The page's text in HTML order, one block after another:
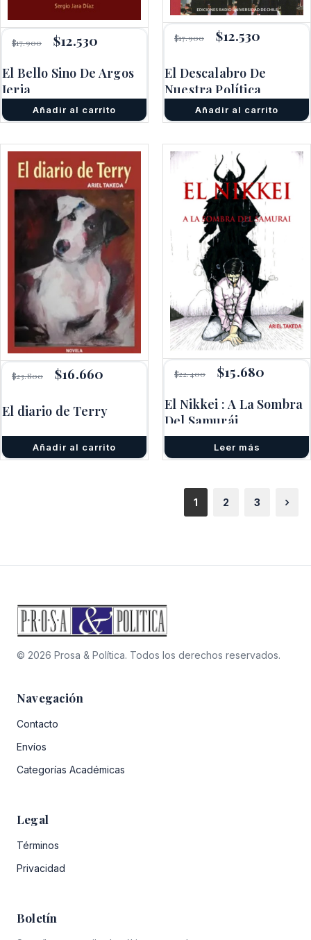
$17.900
El
precio
era:
$12.530
es:
El Bello Sino De Argos
Jeria
Añadir al carrito
$17.900
El
precio
era:
$17.900.
$12.530
es:
El Descalabro De
Nuestra Política
Añadir al carrito
$23.800
El
precio
era:
$16.660
es:
$16.660.
El diario de Terry
Añadir al carrito
$22.400
El
precio
era:
$22.400.
$15.680
es:
El Nikkei : A La Sombra
Del Samurái
Leer más
1 2 3
© 2026 Prosa & Política. Todos los derechos reservados.
Navegación
Contacto
Envíos
Categorías Académicas
Legal
Términos
Privacidad
Boletín